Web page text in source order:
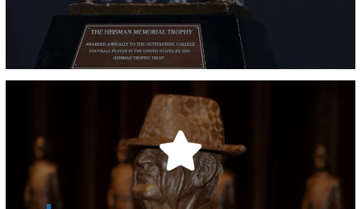
ダボ・スウィニー
クレムソン大